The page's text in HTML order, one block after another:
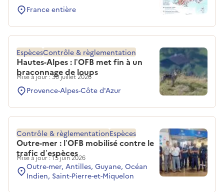
France entière
Hautes-Alpes : l’OFB met fin à un
braconnage de loups
EspècesContrôle & règlementation
Mise à jour : 30 juillet 2026
Provence-Alpes-Côte d'Azur
Outre-mer : l’OFB mobilisé contre le
trafic d’espèces
Contrôle & règlementationEspèces
Mise à jour : 15 juin 2026
Outre-mer, Antilles, Guyane, Océan
Indien, Saint-Pierre-et-Miquelon